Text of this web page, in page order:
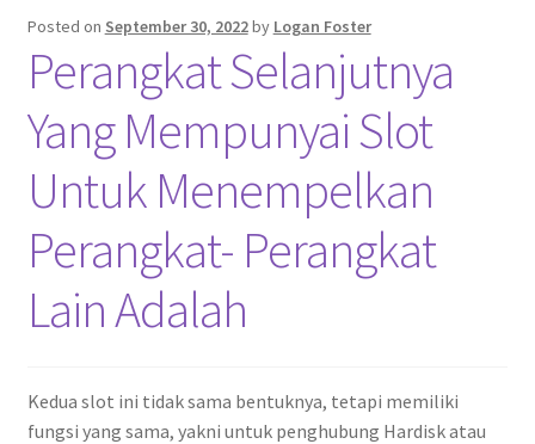
Privacy Policy
Posted on September 30, 2022by Logan Foster
Perangkat Selanjutnya
Yang Mempunyai Slot
Untuk Menempelkan
Perangkat- Perangkat
Lain Adalah ​
Kedua slot ini tidak sama bentuknya, tetapi memiliki
fungsi yang sama, yakni untuk penghubung Hardisk atau